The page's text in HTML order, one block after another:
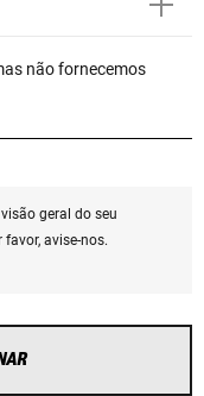
não fornecemos
geral do seu
avise-nos.